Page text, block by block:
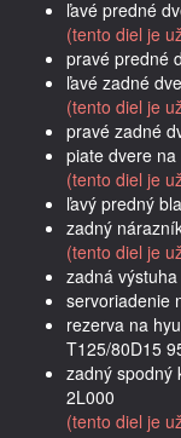
ľavé predné
(tento diel je
pravé predné
ľavé zadné
(tento diel je
pravé zadné
piate dvere
(tento diel je
ľavý predný
zadný
(tento diel je
zadná
servoriadenie
rezerva na
T125/80D15
zadný spodný
2L000
(tento diel je